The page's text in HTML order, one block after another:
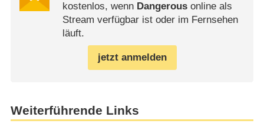
kostenlos, wenn Dangerousonline als
Stream verfügbar ist oder im Fernsehen
läuft.
jetzt anmelden
Weiterführende Links